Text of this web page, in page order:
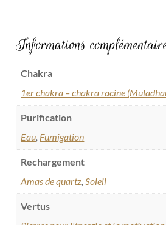
Informations
Chakra
1er chakra – chakra racine
Purification
Eau, Fumigation
Rechargement
Amas de quartz,Soleil
Vertus